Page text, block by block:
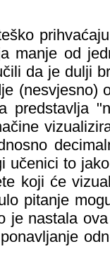
manje od
da je dulji
(nesvjesno)
predstavlja
učenici to
koji će
pitanje
je nastala